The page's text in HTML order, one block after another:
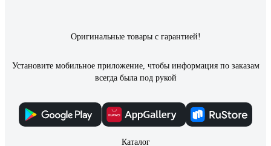
Андрей С. 05.06.2024
Труба стандартного качества
Оригинальные товары с гарантией!
Установите мобильное приложение, чтобы информация по заказам
всегда была под рукой
Каталог